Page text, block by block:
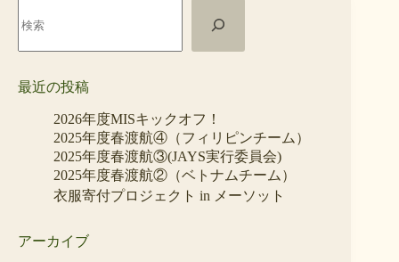
索
最近の投稿
2026年度MISキックオフ！
2025年度春渡航④（フィリピンチーム）
2025年度春渡航③(JAYS実行委員会)
2025年度春渡航②（ベトナムチーム）
衣服寄付プロジェクト in メーソット
アーカイブ